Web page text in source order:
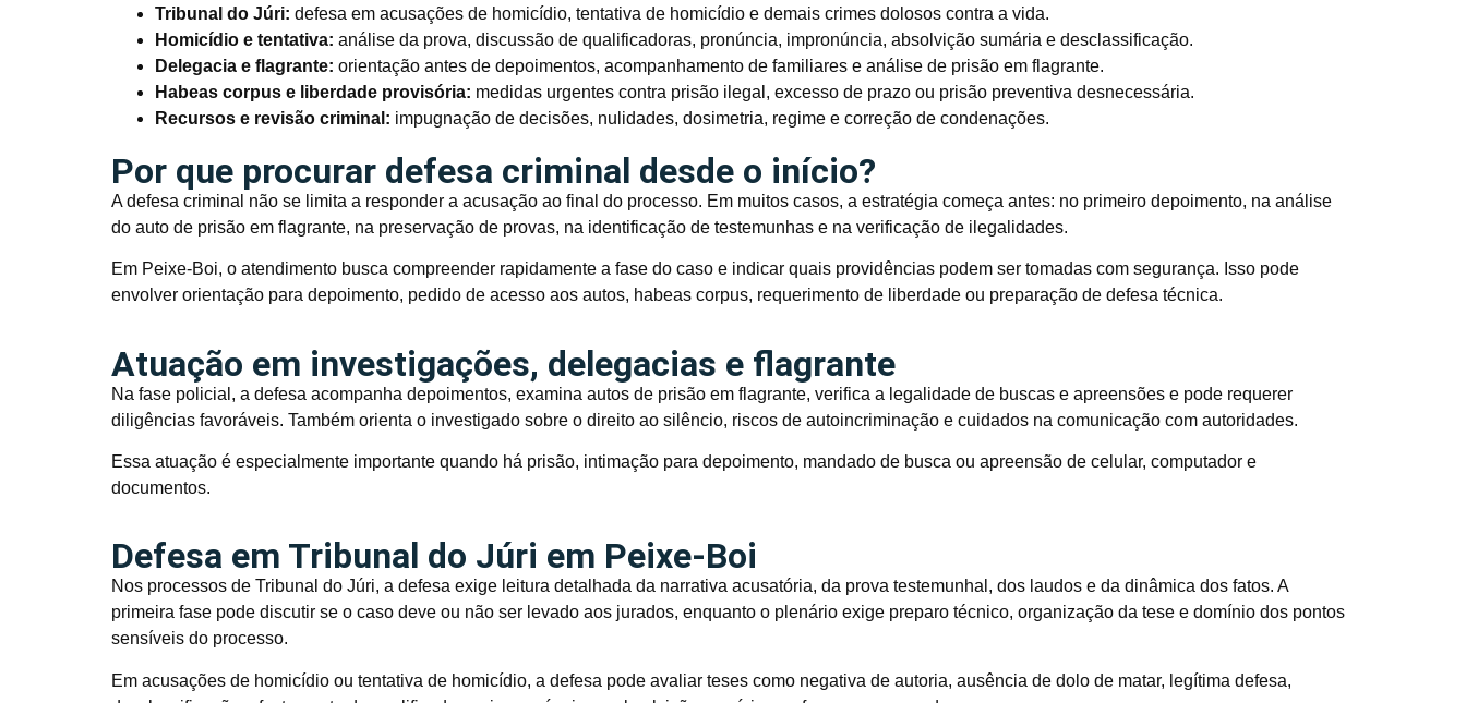
Tribunal do Júri: defesa em acusações de homicídio, tentativa de homicídio e demais crimes dolosos contra a vida.
Homicídio e tentativa: análise da prova, discussão de qualificadoras, pronúncia, impronúncia, absolvição sumária e desclassificação.
Delegacia e flagrante: orientação antes de depoimentos, acompanhamento de familiares e análise de prisão em flagrante.
Habeas corpus e liberdade provisória: medidas urgentes contra prisão ilegal, excesso de prazo ou prisão preventiva desnecessária.
Recursos e revisão criminal: impugnação de decisões, nulidades, dosimetria, regime e correção de condenações.
Por que procurar defesa criminal desde o início?
A defesa criminal não se limita a responder a acusação ao final do processo. Em muitos casos, a estratégia começa antes: no primeiro depoimento, na análise
do auto de prisão em flagrante, na preservação de provas, na identificação de testemunhas e na verificação de ilegalidades.
Em Peixe-Boi, o atendimento busca compreender rapidamente a fase do caso e indicar quais providências podem ser tomadas com segurança. Isso pode
envolver orientação para depoimento, pedido de acesso aos autos, habeas corpus, requerimento de liberdade ou preparação de defesa técnica.
Atuação em investigações, delegacias e flagrante
Na fase policial, a defesa acompanha depoimentos, examina autos de prisão em flagrante, verifica a legalidade de buscas e apreensões e pode requerer
diligências favoráveis. Também orienta o investigado sobre o direito ao silêncio, riscos de autoincriminação e cuidados na comunicação com autoridades.
Essa atuação é especialmente importante quando há prisão, intimação para depoimento, mandado de busca ou apreensão de celular, computador e
documentos.
Defesa em Tribunal do Júri em Peixe-Boi
Nos processos de Tribunal do Júri, a defesa exige leitura detalhada da narrativa acusatória, da prova testemunhal, dos laudos e da dinâmica dos fatos. A
primeira fase pode discutir se o caso deve ou não ser levado aos jurados, enquanto o plenário exige preparo técnico, organização da tese e domínio dos pontos
sensíveis do processo.
Em acusações de homicídio ou tentativa de homicídio, a defesa pode avaliar teses como negativa de autoria, ausência de dolo de matar, legítima defesa,